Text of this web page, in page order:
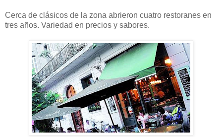
Cerca de clásicos de la zona abrieron cuatro restoranes en
tres años. Variedad en precios y sabores.